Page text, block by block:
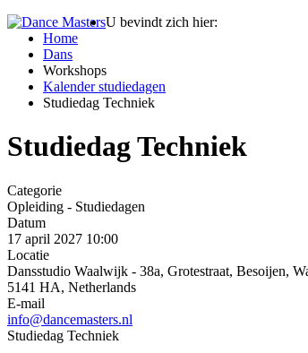
U bevindt zich hier:
Home
Dans
Workshops
Kalender studiedagen
Studiedag Techniek
Studiedag Techniek
Categorie
Opleiding - Studiedagen
Datum
17 april 2027 10:00
Locatie
Dansstudio Waalwijk - 38a, Grotestraat, Besoijen,
5141 HA, Netherlands
E-mail
info@dancemasters.nl
Studiedag Techniek